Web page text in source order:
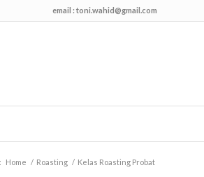
email : toni.wahid@gmail.com
Home / Roasting / Kelas Roasting Probat